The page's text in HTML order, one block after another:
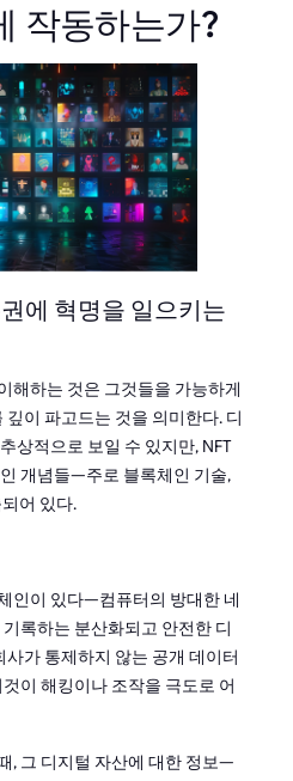
작동하는가?
에 혁명을 일으키는
해하는 것은 그것들을 가능하게
이 파고드는 것을 의미한다. 디
상적으로 보일 수 있지만, NFT
개념들—주로 블록체인 기술,
어 있다.
인이 있다—컴퓨터의 방대한 네
록하는 분산화되고 안전한 디
가 통제하지 않는 공개 데이터
이 해킹이나 조작을 극도로 어
, 그 디지털 자산에 대한 정보—